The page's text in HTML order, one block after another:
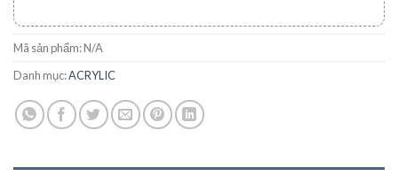
Mã sản phẩm:N/A
Danh mục:ACRYLIC